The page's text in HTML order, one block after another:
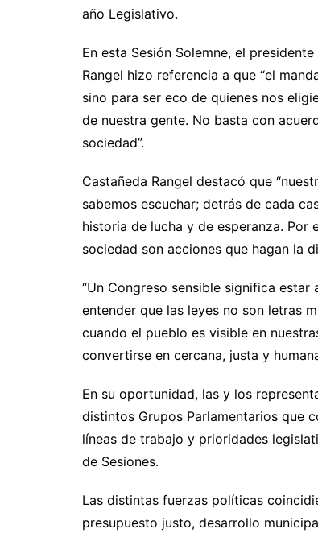
año Legislativo.
En esta Sesión Solemne, el
Rangel hizo referencia a que “el
sino para ser eco de quienes nos
de nuestra gente. No basta con
sociedad”.
Castañeda Rangel destacó que
sabemos escuchar; detrás de cada
historia de lucha y de esperanza. Por
sociedad son acciones que hagan la
“Un Congreso sensible significa
entender que las leyes no son letras
cuando el pueblo es visible en
convertirse en cercana, justa y
En su oportunidad, las y los
distintos Grupos Parlamentarios que
líneas de trabajo y prioridades
de Sesiones.
Las distintas fuerzas políticas
presupuesto justo, desarrollo